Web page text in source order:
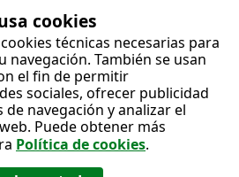
cookies
técnicas necesarias para
También se usan
el fin de permitir
sociales, ofrecer publicidad
de navegación y analizar el
Puede obtener más
Política de cookies.